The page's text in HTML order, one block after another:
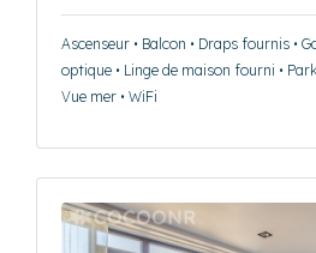
Ascenseur • Balcon • Draps fournis •
optique • Linge de maison fourni •
Vue mer • WiFi